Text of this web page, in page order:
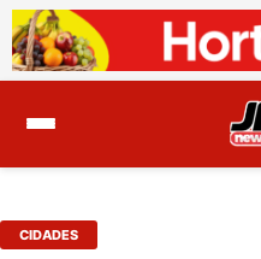
CIDADES